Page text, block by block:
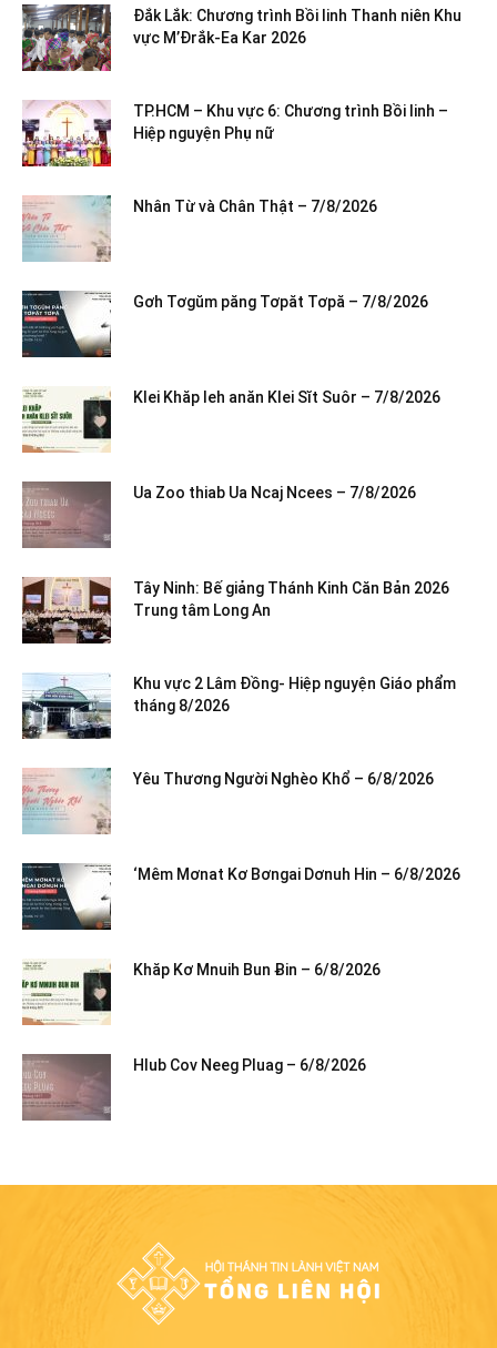
Đắk Lắk: Chương trình Bồi linh Thanh niên Khu
vực M’Đrắk-Ea Kar 2026
TP.HCM – Khu vực 6: Chương trình Bồi linh –
Hiệp nguyện Phụ nữ
Nhân Từ và Chân Thật – 7/8/2026
Gơh Tơgŭm păng Tơpăt Tơpă – 7/8/2026
Klei Khăp leh anăn Klei Sĭt Suôr – 7/8/2026
Ua Zoo thiab Ua Ncaj Ncees – 7/8/2026
Tây Ninh: Bế giảng Thánh Kinh Căn Bản 2026
Trung tâm Long An
Khu vực 2 Lâm Đồng- Hiệp nguyện Giáo phẩm
tháng 8/2026
Yêu Thương Người Nghèo Khổ – 6/8/2026
‘Mêm Mơnat Kơ Bơngai Dơnuh Hin – 6/8/2026
Khăp Kơ Mnuih Bun Ƀin – 6/8/2026
Hlub Cov Neeg Pluag – 6/8/2026